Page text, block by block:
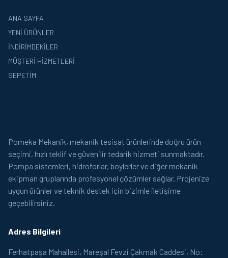
ANA SAYFA
YENI ÜRÜNLER
İNDIRIMDEKILER
MÜŞTERI HIZMETLERI
SEPETIM
Pomeka Mekanik, mekanik tesisat ürünlerinde doğru ürün
seçimi, hızlı teklif ve güvenilir tedarik hizmeti sunmaktadır.
Pompa sistemleri, hidroforlar, boylerler ve diğer mekanik
ekipman gruplarında profesyonel çözümler sağlar. Projenize
uygun ürünler ve teknik destek için bizimle iletişime
geçebilirsiniz.
Adres Bilgileri
Ferhatpaşa Mahallesi, Mareşal Fevzi Çakmak Caddesi, No: